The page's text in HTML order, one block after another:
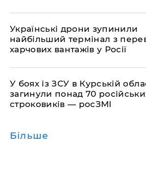
​Українські дрони зупинили
найбільший термінал з
харчових вантажів у Росії
​У боях із ЗСУ в Курській
загинули понад 70
строковиків — росЗМІ
Більше